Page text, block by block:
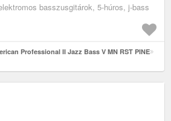
basszusgitárok, 5-húros, j-bass
Professional II Jazz Bass V MN RST PINE